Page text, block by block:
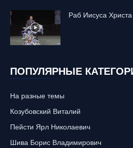
Раб Иисуса
ПОПУЛЯРНЫЕ
На разные темы
Козубовский Виталий
Пейсти Ярл Николаевич
Шива Борис Владимирович